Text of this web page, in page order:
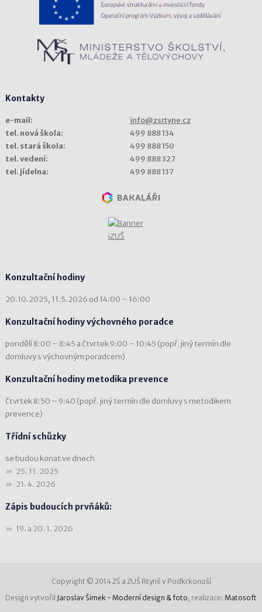
Kontakty
e-mail:
info@zsrtyne.cz
tel. nová škola:
499 888 134
tel. stará škola:
499 888 150
tel. vedení:
499 888 327
tel. jídelna:
499 888 137
Konzultační hodiny
20.10.2025, 11.5.2026 od 14:00 – 16:00
Konzultační hodiny výchovného poradce
pondělí 8:00 – 8:45 a čtvrtek 9:00 – 10:45 (popř. jiný termín dle
domluvy s výchovným poradcem)
Konzultační hodiny metodika prevence
čtvrtek 8:50 – 9:40 (popř. jiný termín dle domluvy s metodikem
prevence)
Třídní schůzky
se budou konat ve dnech
25. 11. 2025
21. 4. 2026
Zápis budoucích prvňáků:
19. a 20. 1. 2026
Copyright © 2014 ZŠ a ZUŠ Rtyně v Podkrkonoší
Design vytvořil Jaroslav Šimek - Moderní design & foto, realizace: Matosoft